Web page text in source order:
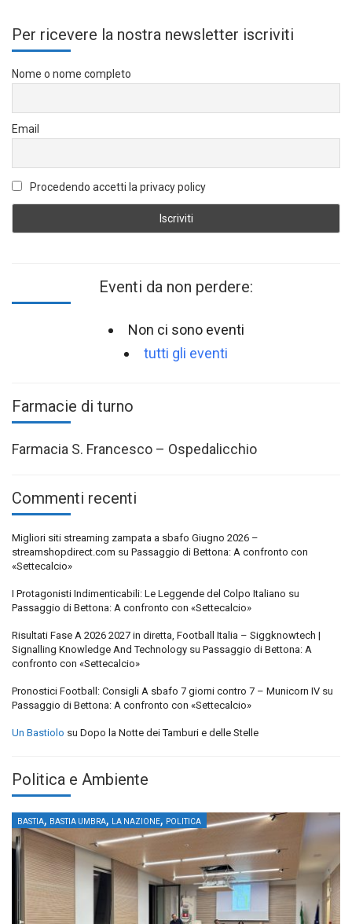
Per ricevere la nostra newsletter iscriviti
Nome o nome completo
Email
Procedendo accetti la privacy policy
Eventi da non perdere:
Non ci sono eventi
tutti gli eventi
Farmacie di turno
Farmacia S. Francesco – Ospedalicchio
Commenti recenti
Migliori siti streaming zampata a sbafo Giugno 2026 –
streamshopdirect.com su Passaggio di Bettona: A confronto con
«Settecalcio»
I Protagonisti Indimenticabili: Le Leggende del Colpo Italiano su
Passaggio di Bettona: A confronto con «Settecalcio»
Risultati Fase A 2026 2027 in diretta, Football Italia – Siggknowtech |
Signalling Knowledge And Technology su Passaggio di Bettona: A
confronto con «Settecalcio»
Pronostici Football: Consigli A sbafo 7 giorni contro 7 – Municorn IV su
Passaggio di Bettona: A confronto con «Settecalcio»
Un Bastiolo su Dopo la Notte dei Tamburi e delle Stelle
Politica e Ambiente
BASTIA, BASTIA UMBRA, LA NAZIONE, POLITICA